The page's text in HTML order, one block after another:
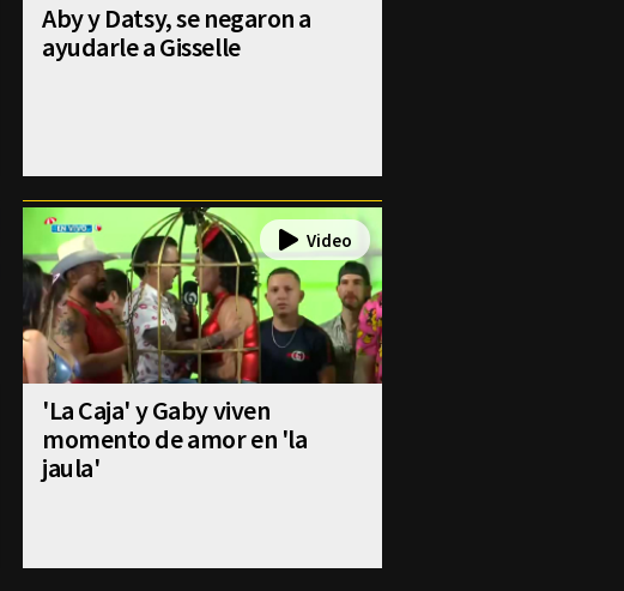
Aby y Datsy, se negaron a
ayudarle a Gisselle
'La Caja' y Gaby viven
momento de amor en 'la
jaula'